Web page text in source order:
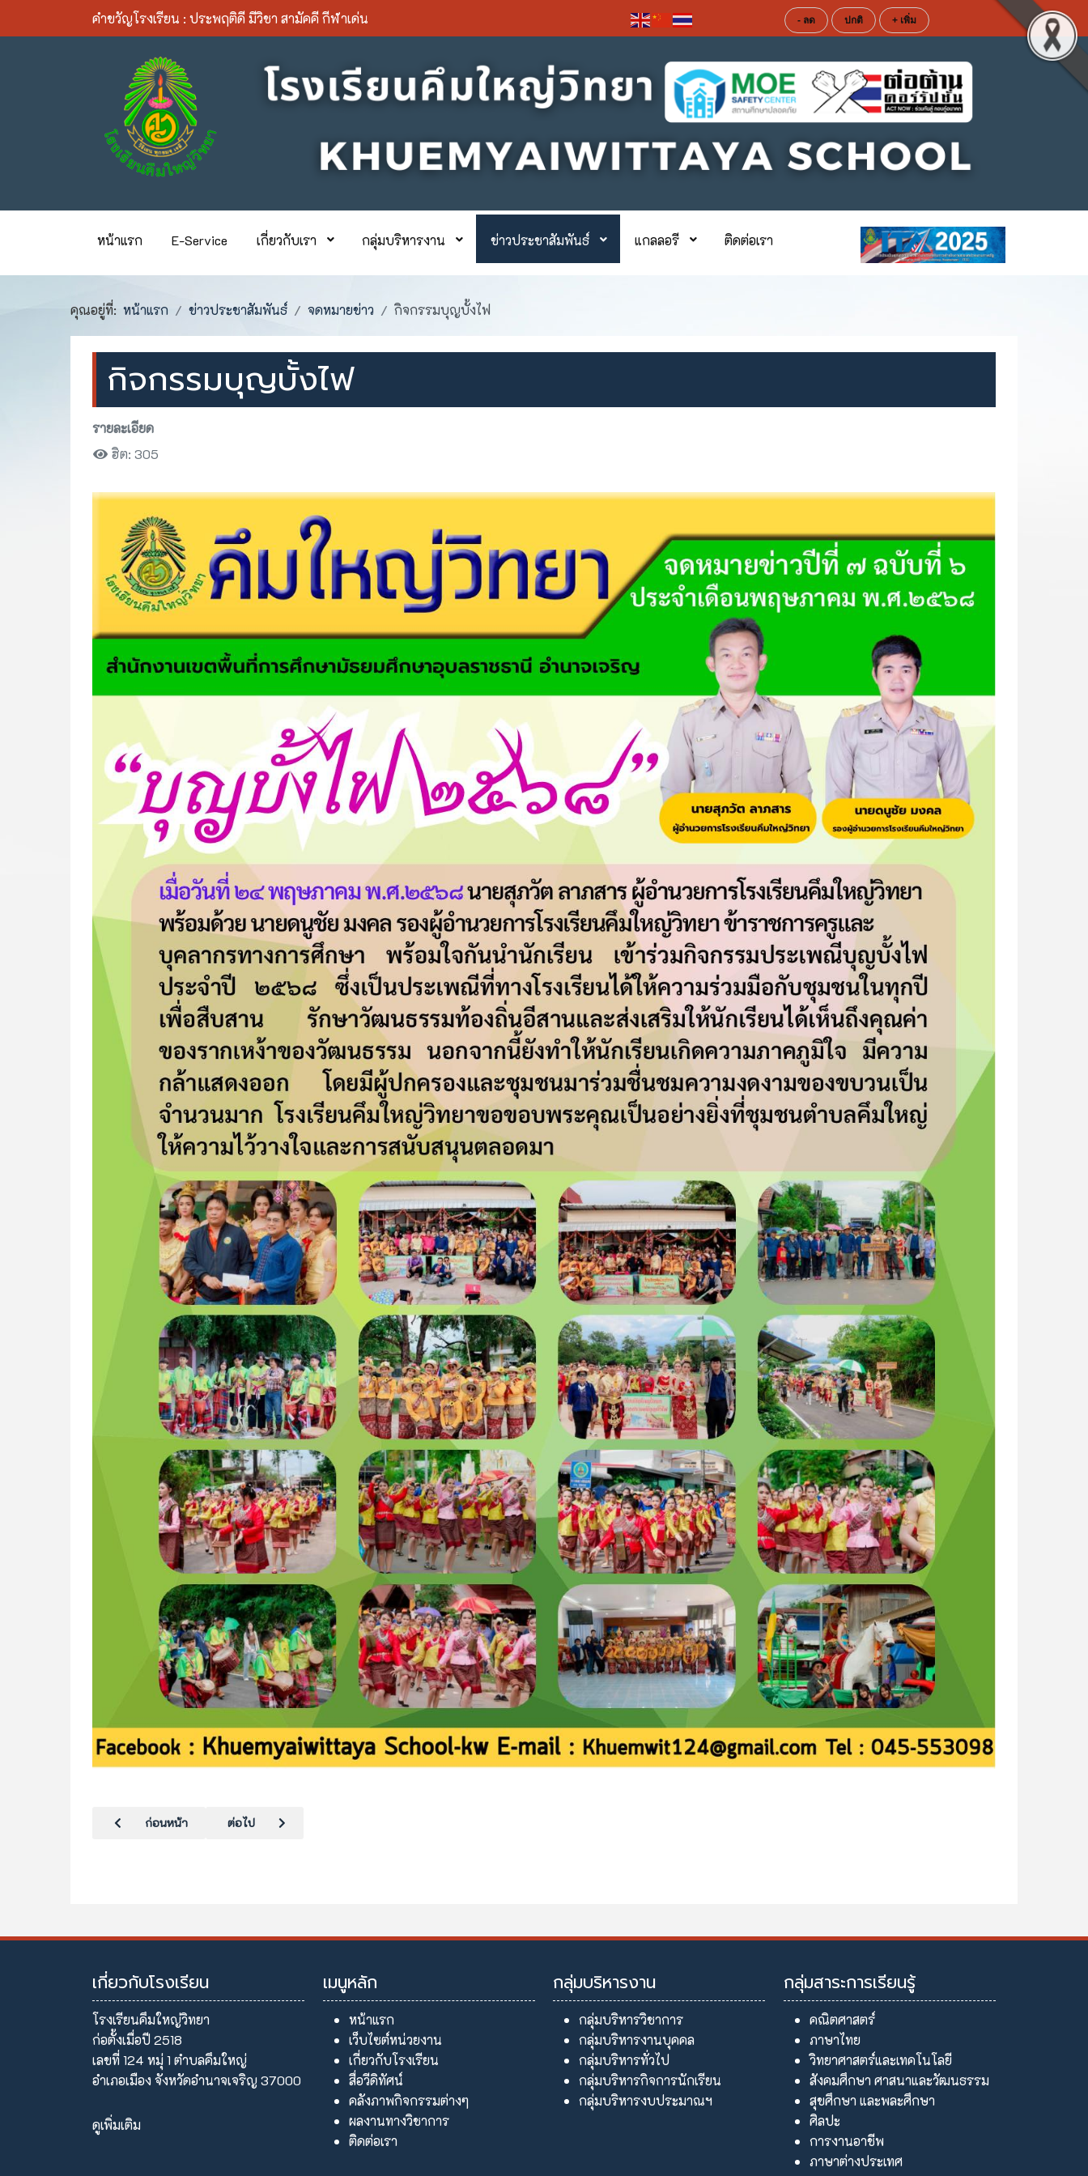
คำขวัญโรงเรียน : ประพฤติดี มีวิชา สามัคคี กีฬาเด่น - ลด ปกติ + เพิ่ม
หน้าแรก E-Service เกี่ยวกับเรา กลุ่มบริหารงาน ข่าวประชาสัมพันธ์ แกลลอรี ติดต่อเรา
คุณอยู่ที่: หน้าแรก ข่าวประชาสัมพันธ์ จดหมายข่าว กิจกรรมบุญบั้งไฟ
กิจกรรมบุญบั้งไฟ
รายละเอียด
ฮิต: 305
เนื้อหาก่อนหน้า: อบรมเพศศึกษา
ก่อนหน้า เนื้อหาถัดไป: กิจกรรมบริจาคโลหิต
ต่อไป
เกี่ยวกับโรงเรียน
โรงเรียนคึมใหญ่วิทยา
ก่อตั้งเมื่อปี 2518
เลขที่ 124 หมุ่ 1 ตำบลคึมใหญ่
อำเภอเมือง จังหวัดอำนาจเจริญ 37000
ดูเพิ่มเติม
เมนูหลัก
หน้าแรก
เว็บไซต์หน่วยงาน
เกี่ยวกับโรงเรียน
สื่อวีดิทัศน์
คลังภาพกิจกรรมต่างๆ
ผลงานทางวิชาการ
ติดต่อเรา
กลุ่มบริหารงาน
กลุ่มบริหารวิชาการ
กลุ่มบริหารงานบุคคล
กลุ่มบริหารทั่วไป
กลุ่มบริหารกิจการนักเรียน
กลุ่มบริหารงบประมาณฯ
กลุ่มสาระการเรียนรู้
คณิตศาสตร์
ภาษาไทย
วิทยาศาสตร์และเทคโนโลยี
สังคมศึกษา ศาสนาและวัฒนธรรม
สุขศึกษา และพละศึกษา
ศิลปะ
การงานอาชีพ
ภาษาต่างประเทศ